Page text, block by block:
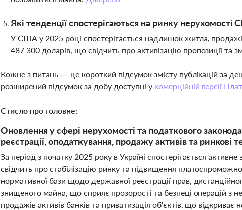
Які тенденції спостерігаються на ринку нерухомості
У США у 2025 році спостерігається надлишок житла,
487 300 доларів, що свідчить про активізацію пропозиції та
Кожне з питань — це короткий підсумок змісту публікацій за
розширений підсумок за добу доступні у комерційній версії
Стисло про головне:
Оновлення у сфері нерухомості та податкового
реєстрації, оподаткування, продажу активів та ринкові
За період з початку 2025 року в Україні спостерігається
свідчить про стабілізацію ринку та підвищення
нормативної бази щодо державної реєстрації прав,
знищеного майна, що сприяє прозорості та безпеці операцій з
продажів активів банків та приватизація об'єктів, що